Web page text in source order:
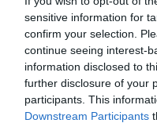
sensitive information for
confirm your selection.
continue seeing interest-
information disclosed to
further disclosure of your
participants. This
Downstream Participants
Open
vitória